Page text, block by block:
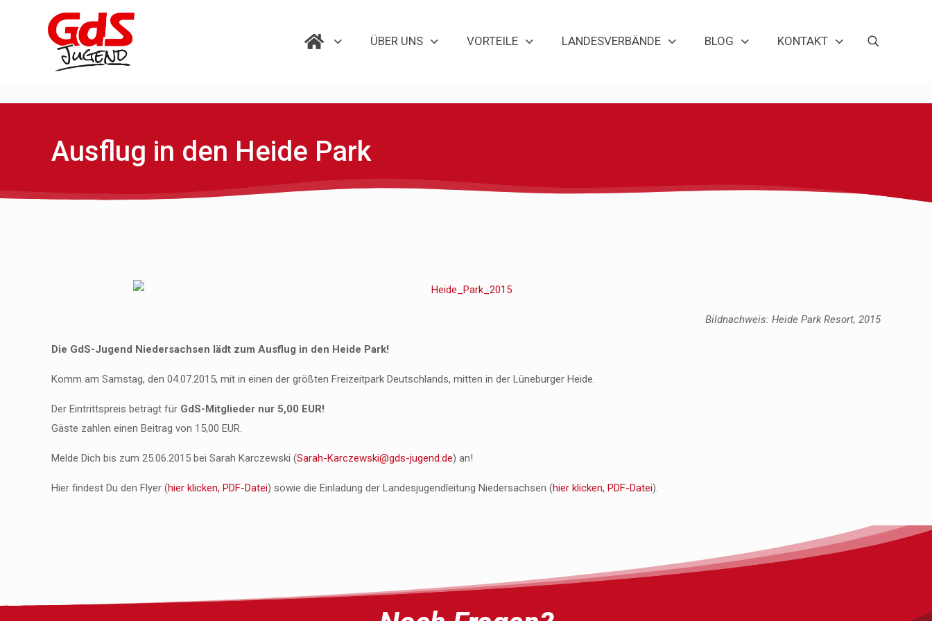
ÜBER UNS VORTEILE LANDESVERBÄNDE BLOG KONTAKT
Ausflug in den Heide Park
Bildnachweis: Heide Park Resort, 2015
Die GdS-Jugend Niedersachsen lädt zum Ausflug in den Heide Park!
Komm am Samstag, den 04.07.2015, mit in einen der größten Freizeitpark Deutschlands, mitten in der Lüneburger Heide.
Der Eintrittspreis beträgt für GdS-Mitglieder nur 5,00 EUR!
Gäste zahlen einen Beitrag von 15,00 EUR.
Melde Dich bis zum 25.06.2015 bei Sarah Karczewski (Sarah-Karczewski@gds-jugend.de) an!
Hier findest Du den Flyer (hier klicken, PDF-Datei) sowie die Einladung der Landesjugendleitung Niedersachsen (hier klicken, PDF-Datei).